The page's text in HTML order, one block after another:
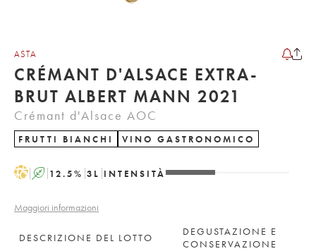
ASTA
CRÉMANT D'ALSACE EXTRA-
BRUT ALBERT MANN 2021
Crémant d'Alsace AOC
FRUTTI BIANCHI VINO GASTRONOMICO
H A 12.5% 3 L INTENSITÀ
Maggiori informazioni
DESCRIZIONE DEL LOTTO
DEGUSTAZIONE E
CONSERVAZIONE